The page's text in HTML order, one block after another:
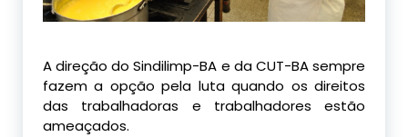
A direção do Sindilimp-BA e da CUT-BA sempre
fazem a opção pela luta quando os direitos
das trabalhadoras e trabalhadores estão
ameaçados.